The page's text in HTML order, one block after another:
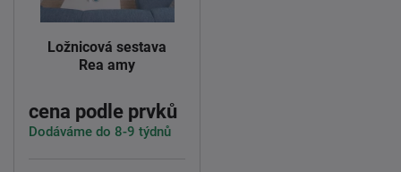
Ložnicová sestava
Rea amy
cena podle prvků
Dodáváme do 8-9 týdnů